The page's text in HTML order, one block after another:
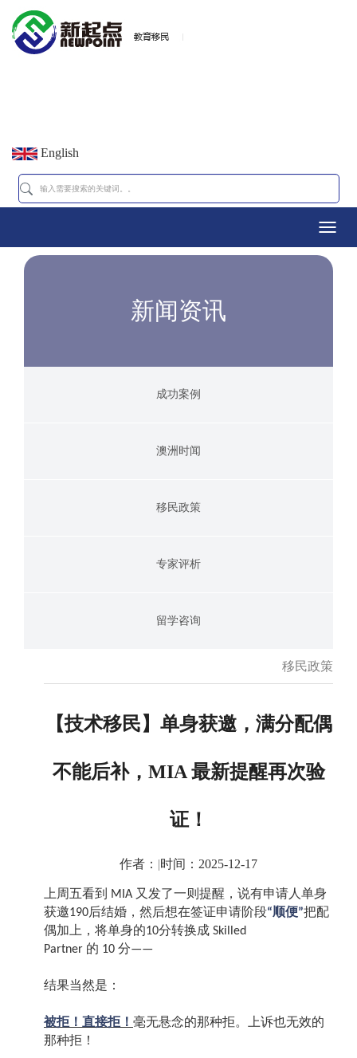
English
新闻资讯
成功案例
澳洲时闻
移民政策
专家评析
留学咨询
移民政策
【技术移民】单身获邀，满分配偶
不能后补，MIA 最新提醒再次验
证！
作者： |时间：2025-12-17
上周五看到 MIA 又发了一则提醒，说有申请人单身
获邀190后结婚，然后想在签证申请阶段“顺便”把配
偶加上，将单身的10分转换成 Skilled
Partner 的 10 分——
结果当然是：
被拒！直接拒！ 毫无悬念的那种拒。上诉也无效的
那种拒！